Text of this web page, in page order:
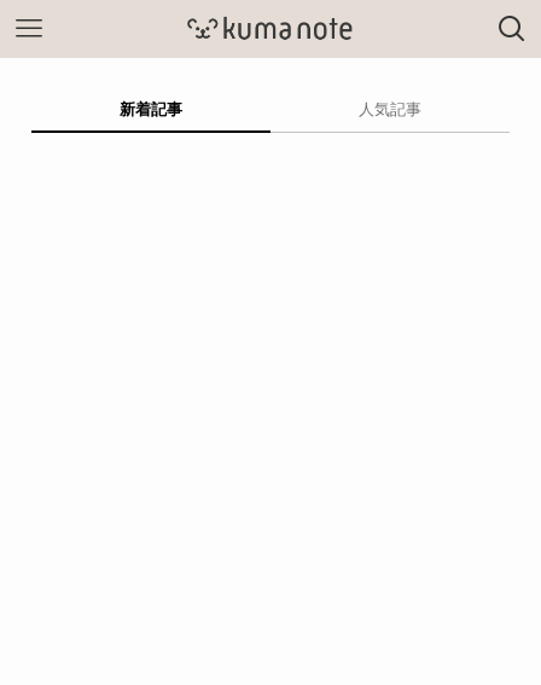
新着記事 人気記事